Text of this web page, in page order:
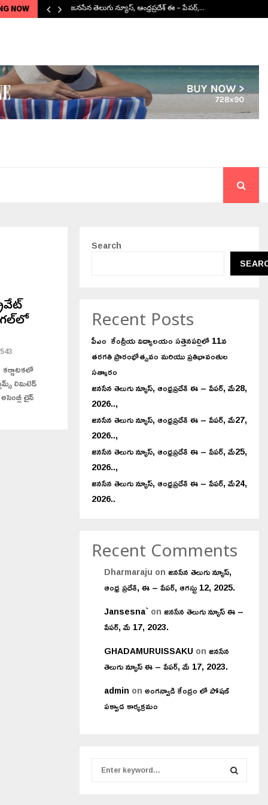
NOW జనసేన తెలుగు న్యూస్, ఆంధ్రప్రదేశ్ ఈ – పేపర్,…
543
లిమిటెడ్
లైన్
Search
Recent Posts
పీఎం కేంద్రీయ విద్యాలయం సత్తెనపల్లిలో 11వ
తరగతి ప్రారంభోత్సవం మరియు ప్రతిభావంతుల
సత్కారం
జనసేన తెలుగు న్యూస్, ఆంధ్రప్రదేశ్ ఈ – పేపర్, మే28,
2026..,
జనసేన తెలుగు న్యూస్, ఆంధ్రప్రదేశ్ ఈ – పేపర్, మే27,
2026..,
జనసేన తెలుగు న్యూస్, ఆంధ్రప్రదేశ్ ఈ – పేపర్, మే25,
2026..,
జనసేన తెలుగు న్యూస్, ఆంధ్రప్రదేశ్ ఈ – పేపర్, మే24,
2026..
Recent Comments
Dharmaraju onజనసేన తెలుగు న్యూస్,
ఆంధ్ర ప్రదేశ్, ఈ – పేపర్, ఆగస్టు 12, 2025.
Jansesna`onజనసేన తెలుగు న్యూస్ ఈ –
పేపర్, మే 17, 2023.
GHADAMURUISSAKU onజనసేన
తెలుగు న్యూస్ ఈ – పేపర్, మే 17, 2023.
admin onఅంగన్వాడి కేంద్రం లో పోషణ్
పక్వాడ కార్యక్రమం